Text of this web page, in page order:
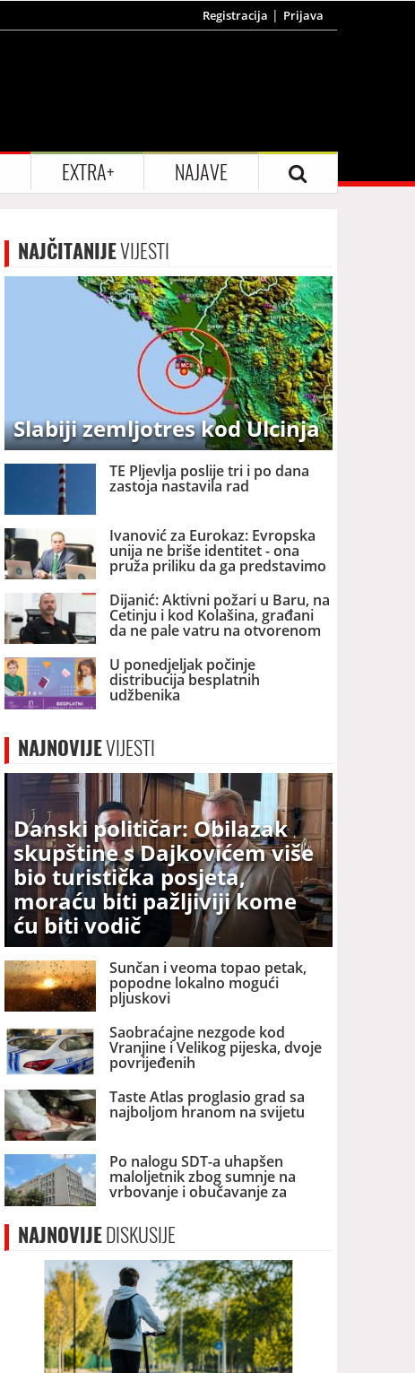
Registracija Prijava
EXTRA+ NAJAVE
NAJČITANIJEVIJESTI
Slabiji zemljotres kod Ulcinja
TE Pljevlja poslije tri i po dana
zastoja nastavila rad
Ivanović za Eurokaz: Evropska
unija ne briše identitet - ona
pruža priliku da ga predstavimo
Evropi i svijetu
Dijanić: Aktivni požari u Baru, na
Cetinju i kod Kolašina, građani
da ne pale vatru na otvorenom
U ponedjeljak počinje
distribucija besplatnih
udžbenika
NAJNOVIJEVIJESTI
Danski političar: Obilazak
skupštine s Dajkovićem više
bio turistička posjeta,
moraću biti pažljiviji kome
ću biti vodič
Sunčan i veoma topao petak,
popodne lokalno mogući
pljuskovi
Saobraćajne nezgode kod
Vranjine i Velikog pijeska, dvoje
povrijeđenih
Taste Atlas proglasio grad sa
najboljom hranom na svijetu
Po nalogu SDT-a uhapšen
maloljetnik zbog sumnje na
vrbovanje i obučavanje za
terorizam
NAJNOVIJEDISKUSIJE